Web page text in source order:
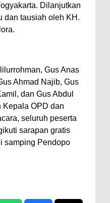
Dilanjutkan
dan tausiah oleh KH.
Gus Anas
Ahmad Najib, Gus
dan Gus Abdul
Kepala OPD dan
seluruh peserta
sarapan gratis
samping Pendopo